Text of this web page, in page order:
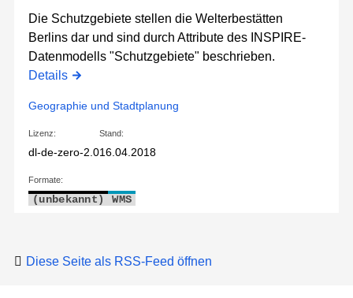
Die Schutzgebiete stellen die Welterbestätten
Berlins dar und sind durch Attribute des INSPIRE-
Datenmodells "Schutzgebiete" beschrieben.
Details
Geographie und Stadtplanung
Lizenz:
dl-de-zero-2.0
Stand:
16.04.2018
Formate:
(unbekannt) WMS
Diese Seite als RSS-Feed öffnen